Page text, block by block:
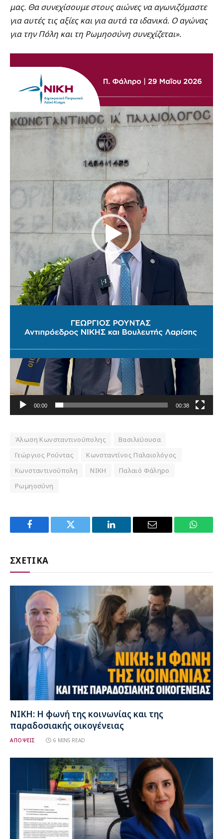
μας. Θα συνεχίσουμε στους αιώνες να αγωνιζόμαστε
για αυτές τις αξίες και για αυτά τα ιδανικά. Ο αγώνας
για την Πόλη και τη Ρωμηοσύνη συνεχίζεται».
Αναπαραγωγής
Βίντεο
00:00 00:38
Άλωση Κωνσταντινούπολης
Βασιλεύουσα
Γεώργιος Ρούντας
Κωνσταντίνος Παλαιολόγος
Κωνσταντινούπολη
ΝΙΚΗ
Παλαιό Φάληρο
Ρωμηοσύνη
Facebook Twitter LinkedIn Email
ΣΧΕΤΙΚΑ
ΝΙΚΗ: Η φωνή της κοινωνίας και της
παραδοσιακής οικογένειας
ΑΠΟΨΕΙΣ 6 MINS READ